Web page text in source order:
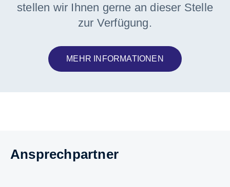
stellen wir Ihnen gerne an dieser Stelle
zur Verfügung.
MEHR INFORMATIONEN
Ansprechpartner